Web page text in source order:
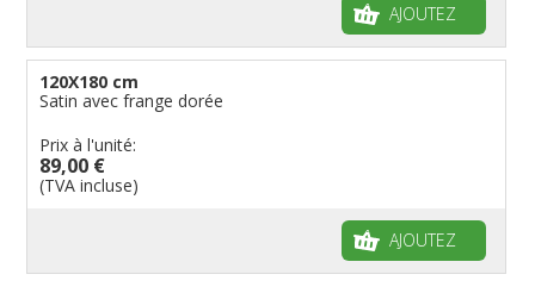
AJOUTEZ
120X180 cm
Satin avec frange dorée
Prix à l'unité:
89,00 €
(TVA incluse)
AJOUTEZ